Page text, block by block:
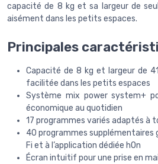
capacité de 8 kg et sa largeur de
aisément dans les petits espaces.
Principales
Capacité de 8 kg et largeur de
facilitée dans les petits espaces
Système mix power system+
économique au quotidien
17 programmes variés adaptés à
40 programmes supplémentaires
Fi et à l’application dédiée hOn
Écran intuitif pour une prise en